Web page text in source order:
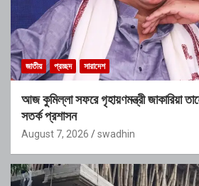
জাতীয় প্রচ্ছদ সারাদেশ
আজ কুমিল্লা সফরে গৃহায়ণমন্ত্রী জাকারিয়া
সতর্ক প্রশাসন
August 7, 2026 swadhin